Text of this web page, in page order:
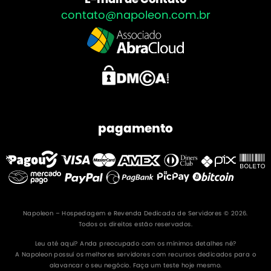
contato@napoleon.com.br
pagamento
Napoleon – Hospedagem e Revenda Dedicada de Servidores © 2026.
Todos os direitos estão reservados.
Leu até aqui? Anda preocupado com os mínimos detalhes né?
A Napoleon possuí os melhores servidores com recursos dedicados para o
alavancar o seu negócio. Faça um teste hoje mesmo.